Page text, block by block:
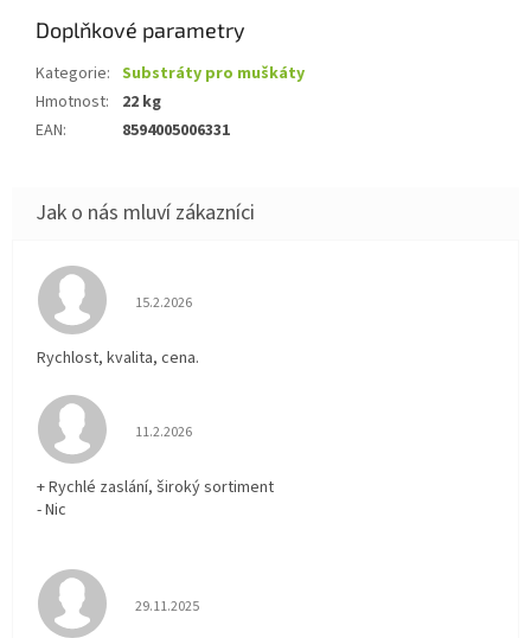
Doplňkové parametry
Kategorie: Substráty pro muškáty
Hmotnost:
22 kg
EAN: 8594005006331
Hodnocení obchodu je 5 z 5 hvězdiček.
15.2.2026
Rychlost, kvalita, cena.
Hodnocení obchodu je 5 z 5 hvězdiček.
11.2.2026
+ Rychlé zaslání, široký sortiment
- Nic
Hodnocení obchodu je 5 z 5 hvězdiček.
29.11.2025